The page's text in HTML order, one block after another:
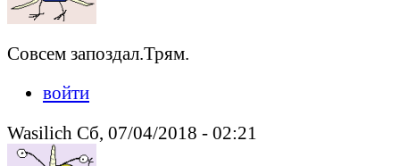
Совсем запоздал.Трям.
войти
Wasilich Сб, 07/04/2018 - 02:21